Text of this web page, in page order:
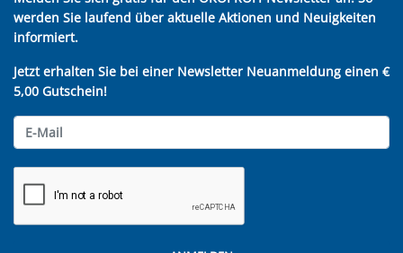
werden Sie laufend über aktuelle Aktionen und Neuigkeiten
informiert.
Jetzt erhalten Sie bei einer Newsletter Neuanmeldung einen €
5,00 Gutschein!